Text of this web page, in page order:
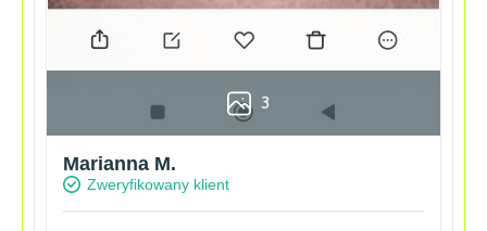
3
Marianna M.
Zweryfikowany klient